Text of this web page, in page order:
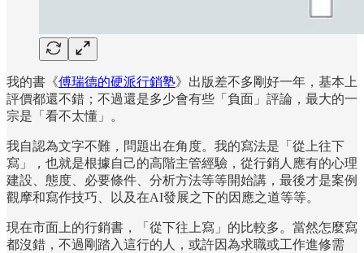
我的書《傅瑞德的硬派行銷塾》出版差不多剛好一年，基本上
評價都還不錯；不過還是多少會有些「負面」評論，最大的一
宗是「看不太懂」。
我自認為文字不難，問題出在角度。我的寫法是「從上往下
寫」，也就是根據自己的高階主管經驗，從行銷人應有的心理
建設、態度、必要條件、分析方法等等開始講，最後才是案例
觀摩和寫作技巧、以及在AI發展之下的因應之道等等。
現在市面上的行銷書，「從下往上寫」的比較多。當然怎麼寫
都沒錯，不過剛踏入這行的人，或許因為求職或工作進修需